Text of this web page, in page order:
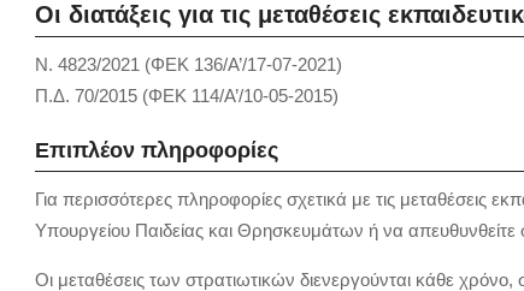
Οι διατάξεις για τις μεταθέσεις
Ν. 4823/2021 (ΦΕΚ 136/Α’/17-07-2021)
Π.Δ. 70/2015 (ΦΕΚ 114/Α’/10-05-2015)
Επιπλέον πληροφορίες
Για περισσότερες πληροφορίες σχετικά με τις μεταθέσεις
Υπουργείου Παιδείας και Θρησκευμάτων ή να απευθυνθείτε
Οι μεταθέσεις των στρατιωτικών διενεργούνται κάθε